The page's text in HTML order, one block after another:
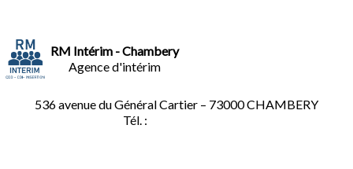
RM Intérim - Chambery
Agence d'intérim
536 avenue du Général Cartier – 73000 CHAMBERY
Tél. :